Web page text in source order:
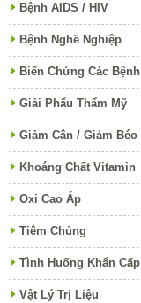
Bệnh AIDS / HIV
Bệnh Nghề Nghiệp
Biến Chứng Các Bệnh
Giải Phẩu Thẩm Mỹ
Giảm Cân / Giảm Béo
Khoáng Chất Vitamin
Oxi Cao Áp
Tiêm Chủng
Tình Huống Khẩn Cấp
Vật Lý Trị Liệu